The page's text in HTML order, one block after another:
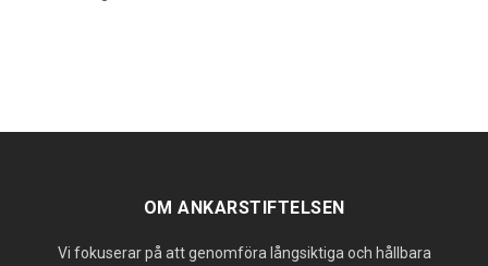
OM ANKARSTIFTELSEN
Vi fokuserar på att genomföra långsiktiga och hållbara